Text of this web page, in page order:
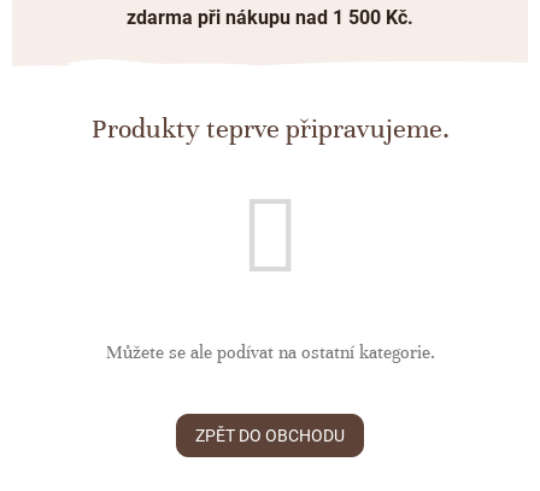
Plněné čokolády
Mléčná čokoláda
BONBONIERY, PRALINKY A LANÝŽE
Nugát
Letní dárky ☀️
Návrat do školy
Vánoční čokolády
ZAKÁZKOVÁ VÝROBA
Cibulové chutney
Proteinová čokoláda
Čokoládové nápoje
zdarma při nákupu nad 1 500 Kč.
Produkty teprve připravujeme.
Můžete se ale podívat na ostatní kategorie.
ZPĚT DO OBCHODU